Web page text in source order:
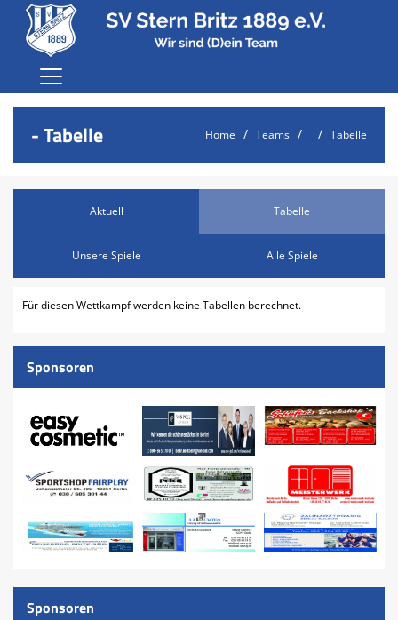
Home
Der Verein
Probetraining
Anmeldung
Sponsoren
Shop
Spielplan
Terminkalender
- Tabelle Home Teams Tabelle
Aktuell Tabelle
Unsere Spiele Alle Spiele
Für diesen Wettkampf werden keine Tabellen berechnet.
Sponsoren
Sponsoren